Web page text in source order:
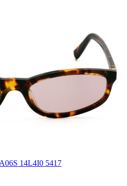
14L4I0 5417